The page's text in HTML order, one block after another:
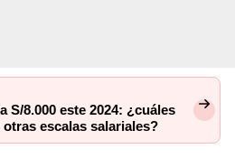
S/8.000 este 2024: ¿cuáles
escalas salariales?